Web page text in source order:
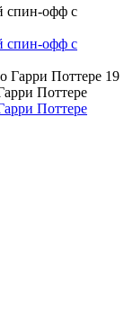
спин-офф с
спин-офф с
Поттере
Поттере